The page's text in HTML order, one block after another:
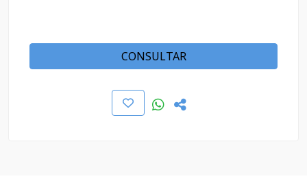
CONSULTAR